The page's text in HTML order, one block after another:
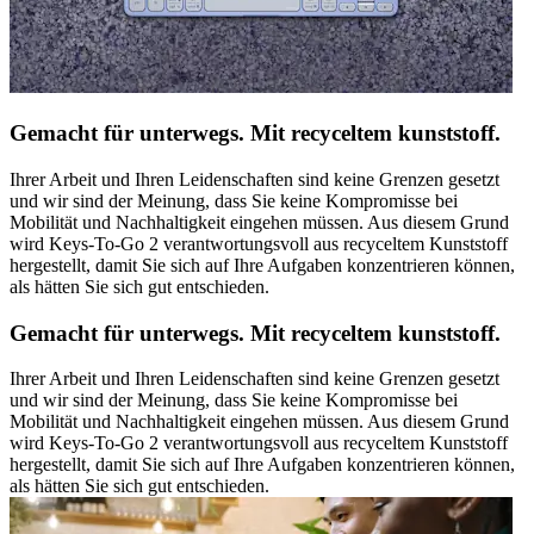
Gemacht für unterwegs. Mit recyceltem kunststoff.
Ihrer Arbeit und Ihren Leidenschaften sind keine Grenzen gesetzt
und wir sind der Meinung, dass Sie keine Kompromisse bei
Mobilität und Nachhaltigkeit eingehen müssen. Aus diesem Grund
wird Keys-To-Go 2 verantwortungsvoll aus recyceltem Kunststoff
hergestellt, damit Sie sich auf Ihre Aufgaben konzentrieren können,
als hätten Sie sich gut entschieden.
Gemacht für unterwegs. Mit recyceltem kunststoff.
Ihrer Arbeit und Ihren Leidenschaften sind keine Grenzen gesetzt
und wir sind der Meinung, dass Sie keine Kompromisse bei
Mobilität und Nachhaltigkeit eingehen müssen. Aus diesem Grund
wird Keys-To-Go 2 verantwortungsvoll aus recyceltem Kunststoff
hergestellt, damit Sie sich auf Ihre Aufgaben konzentrieren können,
als hätten Sie sich gut entschieden.